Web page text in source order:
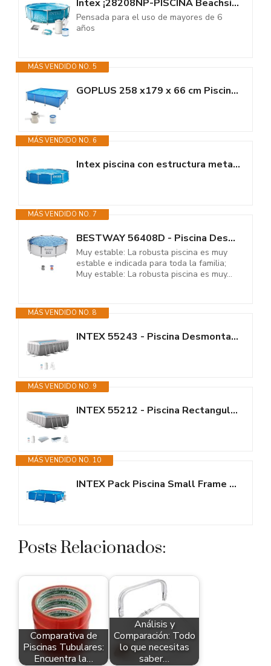
Intex ¡28208NP-PISCINA Beachside Frame D305X76 CM (C/Bomba Filtro)
Pensada para el uso de mayores de 6
años
MÁS VENDIDO NO. 5
GOPLUS 258 x179 x 66 cm Piscina Desmontable Rectangular con Depuradora,...
MÁS VENDIDO NO. 6
Intex piscina con estructura metalica tubular redonda (ø) 3.66 x (h)...
MÁS VENDIDO NO. 7
BESTWAY 56408D - Piscina Desmontable Tubular Steel Pro Max 305 x 76 cm, con...
Muy estable: La robusta piscina es muy
estable e indicada para toda la familia;
Muy estable: La robusta piscina es muy...
MÁS VENDIDO NO. 8
INTEX 55243 - Piscina Desmontable Rectangular con depuradora Prism Frame
MÁS VENDIDO NO. 9
INTEX 55212 - Piscina Rectangular Prisma Frame 488x244x107 cm + depuradora
MÁS VENDIDO NO. 10
INTEX Pack Piscina Small Frame 260x160x65 cm 2282 litros + Depuradora...
Posts Relacionados:
Comparativa de
Piscinas Tubulares:
Encuentra la…
Análisis y
Comparación: Todo
lo que necesitas
saber…